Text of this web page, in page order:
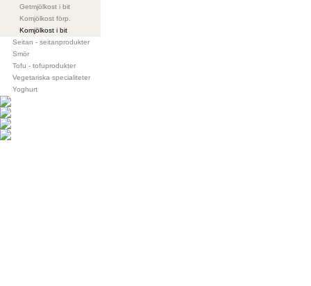
Getmjölkost i bit
Komjölkost förp.
Komjölkost i bit
Seitan - seitanprodukter
Smör
Tofu - tofuprodukter
Vegetariska specialiteter
Yoghurt